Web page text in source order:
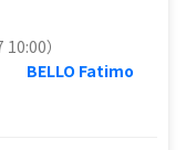
）
BELLO Fatimo